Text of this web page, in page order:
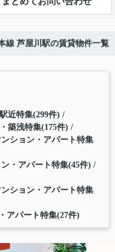
線 芦屋川駅の賃貸物件一覧
近特集(299件)
築浅特集(175件)
ション・アパート特集
・アパート特集(45件)
ション・アパート特集
アパート特集(27件)